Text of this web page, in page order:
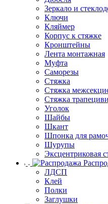
Зеркало и
Ключи
Кляймер
Корпус к стяжке
Кронштейны
Лента монтажная
Муфта
Саморезы
Стяжка
Стяжка
Стяжка
Уголок
Шайбы
Шкант
Шпонка для
Шурупы
Эксцентриковая
ЛДСП
Клей
Полки
Заглушки